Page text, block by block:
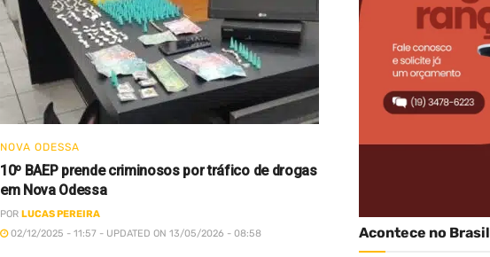
NOVA ODESSA
10º BAEP prende criminosos por tráfico de drogas
em Nova Odessa
POR LUCAS PEREIRA
02/12/2025 - 11:57 - UPDATED ON 13/05/2026 - 08:58
Acontece no Brasil